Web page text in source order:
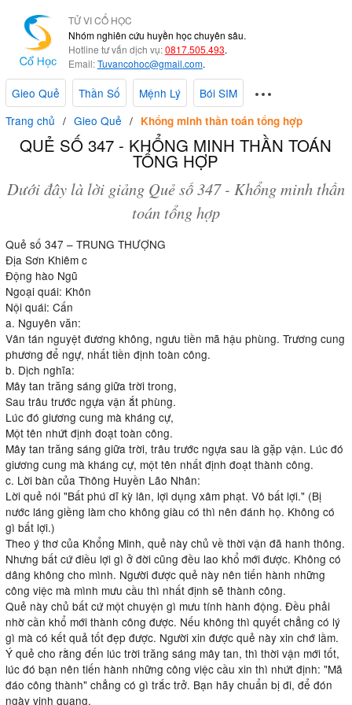
TỬ VI CỔ HỌC
Nhóm nghiên cứu huyền học chuyên sâu.
Hotline tư vấn dịch vụ:0817.505.493.
Email:Tuvancohoc@gmail.com.
Gieo Quẻ Thần Số Mệnh Lý
Bói SIM
Trang chủ
Gieo Quẻ Khổng minh thần toán tổng hợp
QUẺ SỐ 347 - KHỔNG MINH THẦN TOÁN
TỔNG HỢP
Dưới đây là lời giảng Quẻ số 347 - Khổng minh thần
toán tổng hợp
Quẻ số 347 – TRUNG THƯỢNG
Địa Sơn Khiêm c
Động hào Ngũ
Ngoại quái: Khôn
Nội quái: Cấn
a. Nguyên văn:
Vân tán nguyệt đương không, ngưu tiền mã hậu phùng. Trương cung
phương để ngự, nhất tiền định toàn công.
b. Dịch nghĩa:
Mây tan trăng sáng giữa trời trong,
Sau trâu trước ngựa vận ắt phùng.
Lúc đó giương cung mà kháng cự,
Một tên nhứt định đoạt toàn công.
Mây tan trăng sáng giữa trời, trâu trước ngựa sau là gặp vận. Lúc đó
giương cung mà kháng cự, một tên nhất định đoạt thành công.
c. Lời bàn của Thông Huyền Lão Nhân:
Lời quẻ nói "Bất phú dĩ kỳ lân, lợi dụng xâm phạt. Vô bất lợi." (Bị
nước láng giềng làm cho không giàu có thì nên đánh họ. Không có
gì bất lợi.)
Theo ý thơ của Khổng Minh, quẻ này chủ về thời vận đã hanh thông.
Nhưng bất cứ điều lợi gì ở đời cũng đều lao khổ mới được. Không có
dâng không cho mình. Người được quẻ này nên tiến hành những
công việc mà mình mưu cầu thì nhất định sẽ thành công.
Quẻ này chủ bất cứ một chuyện gì mưu tính hành động. Đều phải
nhờ cần khổ mới thành công được. Nếu không thì quyết chẳng có lý
gì mà có kết quả tốt đẹp được. Người xin được quẻ này xin chớ lầm.
Ý quẻ cho rằng đến lúc trời trăng sáng mây tan, thì thời vận mới tốt,
lúc đó bạn nên tiến hành những công việc cầu xin thì nhứt định: "Mã
đáo công thành" chẳng có gì trắc trở. Bạn hãy chuẩn bị đi, để đón
ngày vinh quang.